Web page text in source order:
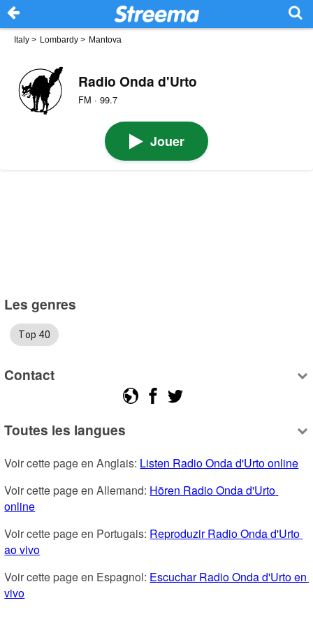
Italy > Lombardy > Mantova
Radio Onda d'Urto
FM · 99.7
Jouer
Les genres
Top 40
Contact
Toutes les langues
Voir cette page en Anglais: Listen Radio Onda d'Urto online
Voir cette page en Allemand: Hören Radio Onda d'Urto
online
Voir cette page en Portugais: Reproduzir Radio Onda d'Urto
ao vivo
Voir cette page en Espagnol: Escuchar Radio Onda d'Urto en
vivo